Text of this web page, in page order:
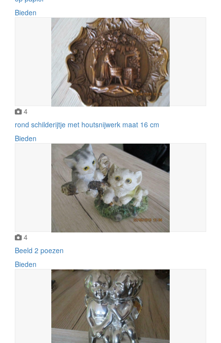
Bieden
4
rond schilderijtje met houtsnijwerk maat 16 cm
Bieden
4
Beeld 2 poezen
Bieden